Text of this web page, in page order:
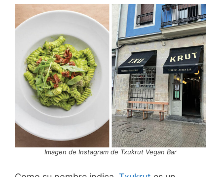
Imagen de Instagram de Txukrut Vegan Bar